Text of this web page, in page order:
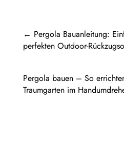
← Pergola Bauanleitung:
perfekten Outdoor-
Pergola bauen – So
Traumgarten im